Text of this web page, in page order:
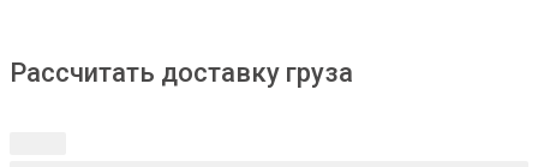
Рассчитать доставку груза